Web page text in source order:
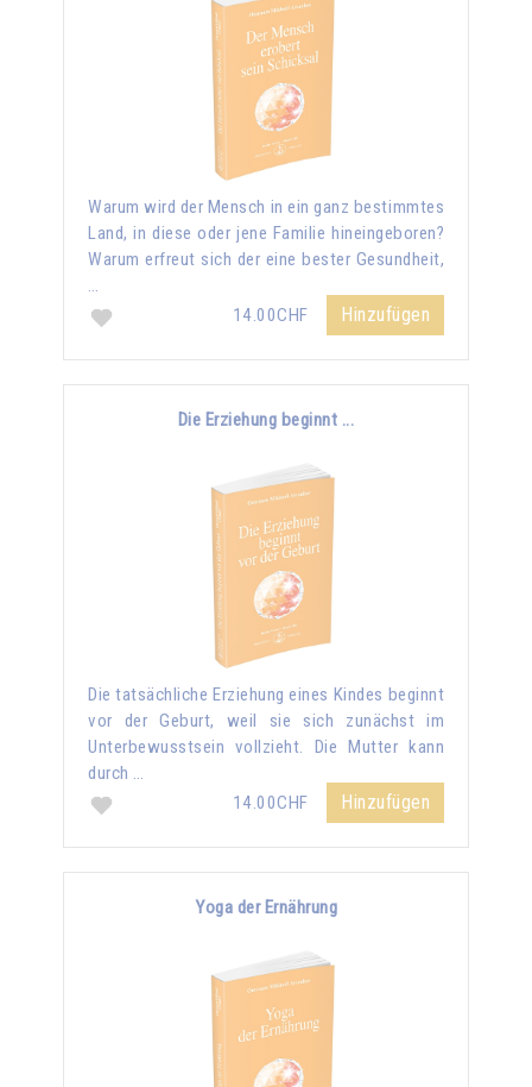
Warum wird der Mensch in ein ganz bestimmtes
Land, in diese oder jene Familie hineingeboren?
Warum erfreut sich der eine bester Gesundheit,
…
14.00CHF
Hinzufügen
Die Erziehung beginnt ...
Die tatsächliche Erziehung eines Kindes beginnt
vor der Geburt, weil sie sich zunächst im
Unterbewusstsein vollzieht. Die Mutter kann
durch …
14.00CHF
Hinzufügen
Yoga der Ernährung